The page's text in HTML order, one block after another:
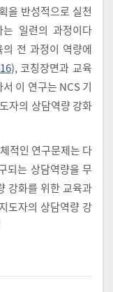
을 반성적으로 실천
일련의 과정이다
전 과정이 역량에
), 코칭장면과 교육
이 연구는 NCS 기
자의 상담역량 강화
적인 연구문제는 다
되는 상담역량을 무
강화를 위한 교육과
도자의 상담역량 강